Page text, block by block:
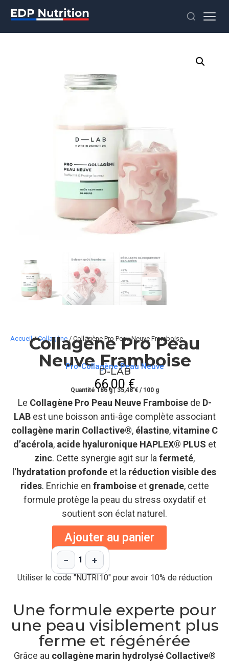
Accueil/Collagène/ Collagène Pro Peau Neuve Framboise
Collagène Pro Peau
Neuve Framboise
Pro-Collagène Peau Neuve
D-LAB
66,00€
Quantité 186 g | 35,48 € / 100 g
Le Collagène Pro Peau Neuve Framboisede D-
LABest une boisson anti-âge complète associant
collagène marin Collactive®, élastine,vitamine C
d’acérola, acide hyaluronique HAPLEX® PLUS et
zinc. Cette synergie agit sur lafermeté,
l’hydratation profonde et la réduction visible des
rides. Enrichie en framboiseet grenade, cette
formule protège la peau du stress oxydatif et
soutient son éclat naturel.
Ajouter au panier
− 1 +
Utiliser le code "NUTRI10" pour avoir 10% de réduction
Une formule experte pour
une peau visiblement plus
ferme et régénérée
Grâce au collagène marin hydrolysé Collactive®